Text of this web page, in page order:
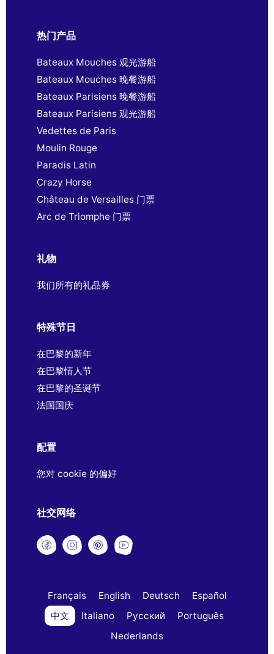
热门产品
Bateaux Mouches 观光游船
Bateaux Mouches 晚餐游船
Bateaux Parisiens 晚餐游船
Bateaux Parisiens 观光游船
Vedettes de Paris
Moulin Rouge
Paradis Latin
Crazy Horse
Château de Versailles 门票
Arc de Triomphe 门票
礼物
我们所有的礼品券
特殊节日
在巴黎的新年
在巴黎情人节
在巴黎的圣诞节
法国国庆
配置
您对 cookie 的偏好
社交网络
Français English Deutsch
Español
中文
Italiano Русский
Português
Nederlands